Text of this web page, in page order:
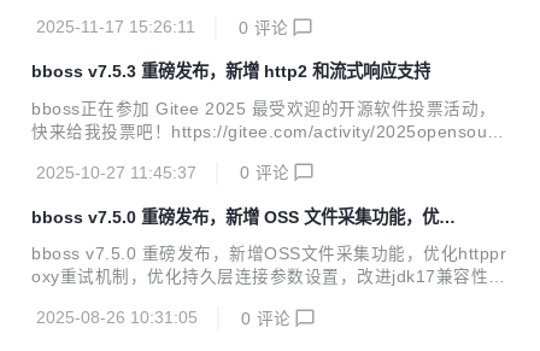
端，同时带来一系列功能完善和改进。bboss ai java客户端目
验）： 文本对话 图像识别 图像生成 语音识别 语音生成 视频
生成 v7.5.5 功能改进 AI模型客户端服务改进：发送流结束事
件到前端，可以在流结束事件中附带附加信息，例如：Rag附
件材料链接等 AI模型客户端httprp...
2025-11-17 15:26:11 0 评论
bboss v7.5.3 重磅发布，新增 http2 和流式响应支持
bboss正在参加 Gitee 2025 最受欢迎的开源软件投票活动，
快来给我投票吧！https://gitee.com/activity/2025opensourc
响应支持，轻松实现各种大模型流式模式调用，同时带来一系
0 websocket功能 工作流改进：工作流触发器脚本接口增加lo
gger日志对象，用于在脚本中记录日志 优化数据库管理工具
mysqlbinlog同步改进：自定义BinaryLogClientExt，打印异
常情况日...
2025-10-27 11:45:37 0 评论
bboss v7.5.0 重磅发布，新增 OSS 文件采集功能，优化
httpproxy 重试机制
bboss v7.5.0 重磅发布，新增OSS文件采集功能，优化httppr
oxy重试机制，优化持久层连接参数设置，改进jdk17兼容性。
异步执行模式 工作流改进：通用函数节点提供抽象函数基础类
2025-08-26 10:31:05 0 评论